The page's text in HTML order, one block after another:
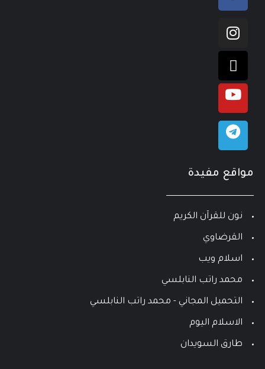
مواقع مفيدة
نون للقرآن الكريم
القرضاوي
اسلام ويب
محمد راتب النابلسي
التحميل المجاني - محمد راتب النابلسي
الاسلام اليوم
طارق السويدان